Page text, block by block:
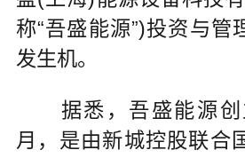
称“吾盛能源”)投资与管
发生机。
据悉，吾盛能源创
月，是由新城控股联合